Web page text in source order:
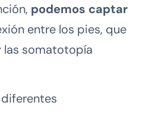
podemos captar
entre los pies, que
las somatotopía